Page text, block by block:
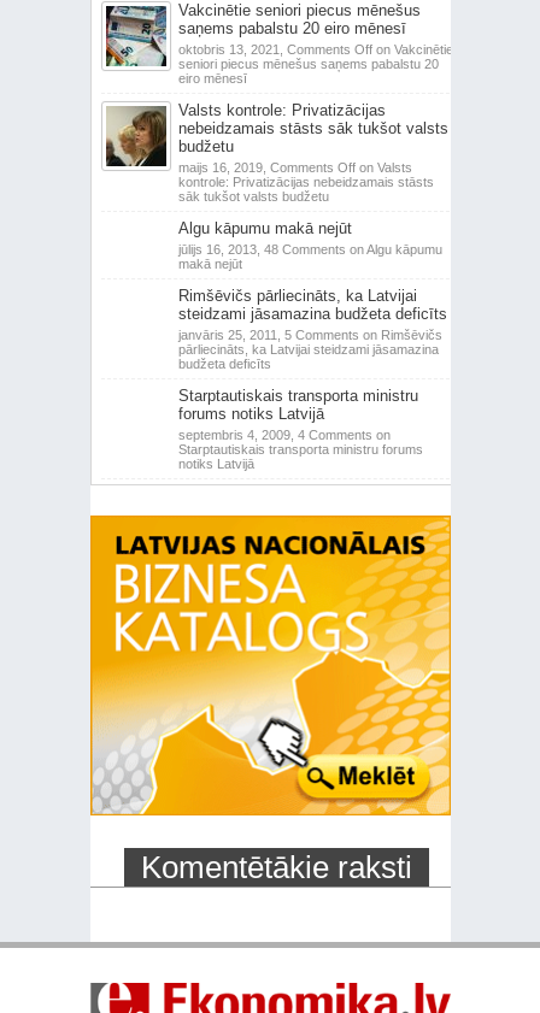
Vakcinētie seniori piecus mēnešus
saņems pabalstu 20 eiro mēnesī
oktobris 13, 2021, Comments Offon Vakcinētie
seniori piecus mēnešus saņems pabalstu 20
eiro mēnesī
Valsts kontrole: Privatizācijas
nebeidzamais stāsts sāk tukšot valsts
budžetu
maijs 16, 2019, Comments Offon Valsts
kontrole: Privatizācijas nebeidzamais stāsts
sāk tukšot valsts budžetu
Algu kāpumu makā nejūt
jūlijs 16, 2013, 48 Comments on Algu kāpumu
makā nejūt
Rimšēvičs pārliecināts, ka Latvijai
steidzami jāsamazina budžeta deficīts
janvāris 25, 2011, 5 Comments on Rimšēvičs
pārliecināts, ka Latvijai steidzami jāsamazina
budžeta deficīts
Starptautiskais transporta ministru
forums notiks Latvijā
septembris 4, 2009, 4 Comments on
Starptautiskais transporta ministru forums
notiks Latvijā
Komentētākie raksti